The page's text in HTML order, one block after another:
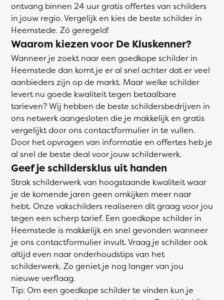
ontvang binnen 24 uur gratis offertes van schilders
in jouw regio. Vergelijk en kies de beste schilder in
Heemstede. Zó geregeld!
Waarom kiezen voor De Kluskenner?
Wanneer je zoekt naar een goedkope schilder in
Heemstede dan komt je er al snel achter dat er veel
aanbieders zijn op de markt. Maar welke schilder
levert nu goede kwaliteit tegen betaalbare
tarieven? Wij hebben de beste schildersbedrijven in
ons netwerk aangesloten die je makkelijk en gratis
vergelijkt door ons contactformulier in te vullen.
Door het opvragen van informatie en offertes heb je
al snel de beste deal voor jouw schilderwerk.
Geef je schildersklus uit handen
Strak schilderwerk van hoogstaande kwaliteit waar
je de komende jaren geen omkijken meer naar
hebt. Onze vakschilders realiseren dit graag voor jou
tegen een scherp tarief. Een goedkope schilder in
Heemstede is makkelijk en snel gevonden wanneer
je ons contactformulier invult. Vraag je schilder ook
altijd even naar onderhoudstips van het
schilderwerk. Zo geniet je nog langer van jou
nieuwe verflaag.
Tip: Om een goedkope schilder te vinden kun je